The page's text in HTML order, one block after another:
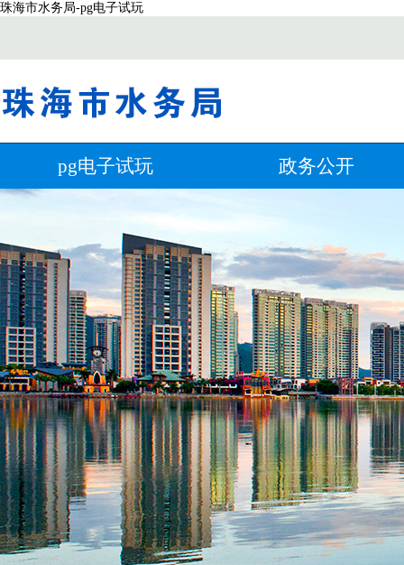
珠海市水务局-pg电子试玩
pg电子试玩 政务公开